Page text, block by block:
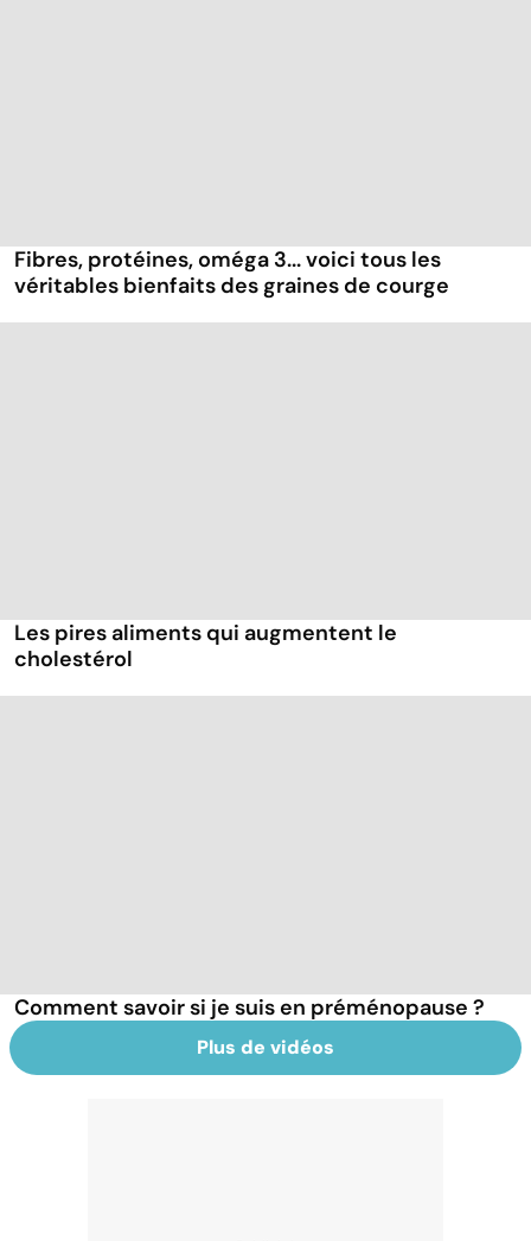
Fibres, protéines, oméga 3... voici tous les
véritables bienfaits des graines de courge
Les pires aliments qui augmentent le
cholestérol
Comment savoir si je suis en préménopause ?
Plus de vidéos